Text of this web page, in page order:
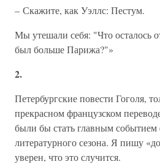
– Скажите, как Уэллс: Пестум.
Мы утешали себя: "Что осталось
был больше Парижа?"»
2.
Петербургские повести Гоголя,
прекрасном французском
были бы стать главным событием
литературного сезона. Я пишу
уверен, что это случится.